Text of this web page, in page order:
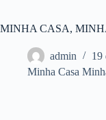
MINHA CASA,
admin
19
Minha Casa